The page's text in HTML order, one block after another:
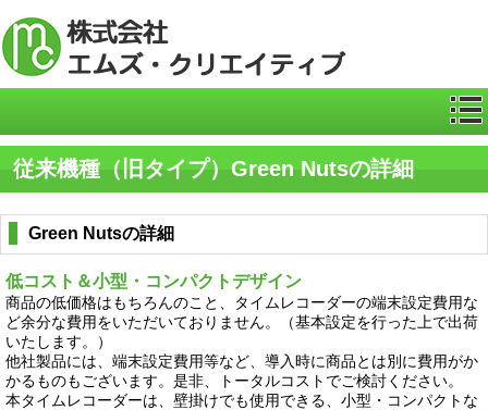
従来機種（旧タイプ）Green Nutsの詳細
Green Nutsの詳細
低コスト＆小型・コンパクトデザイン
商品の低価格はもちろんのこと、タイムレコーダーの端末設定費用な
ど余分な費用をいただいておりません。（基本設定を行った上で出荷
いたします。）
他社製品には、端末設定費用等など、導入時に商品とは別に費用がか
かるものもございます。是非、トータルコストでご検討ください。
本タイムレコーダーは、壁掛けでも使用できる、小型・コンパクトな